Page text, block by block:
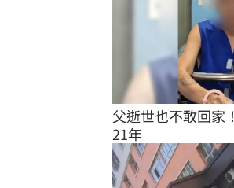
父逝世也不敢回家
21年